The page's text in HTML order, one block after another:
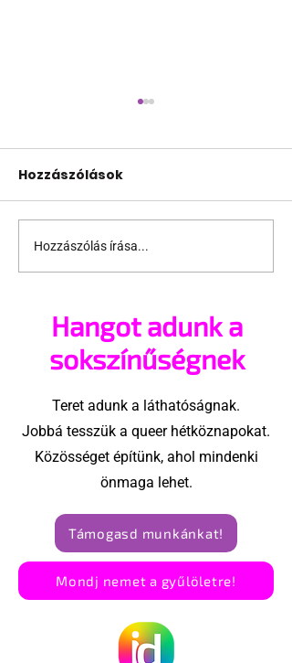
Lopják a
szivárványpadokat
Hozzászólások
Hozzászólás írása...
Hangot adunk a
sokszínűségnek
Teret adunk a láthatóságnak.
Jobbá tesszük a queer hétköznapokat.
Közösséget építünk, ahol mindenki
önmaga lehet.
Támogasd munkánkat!
Mondj nemet a gyűlöletre!